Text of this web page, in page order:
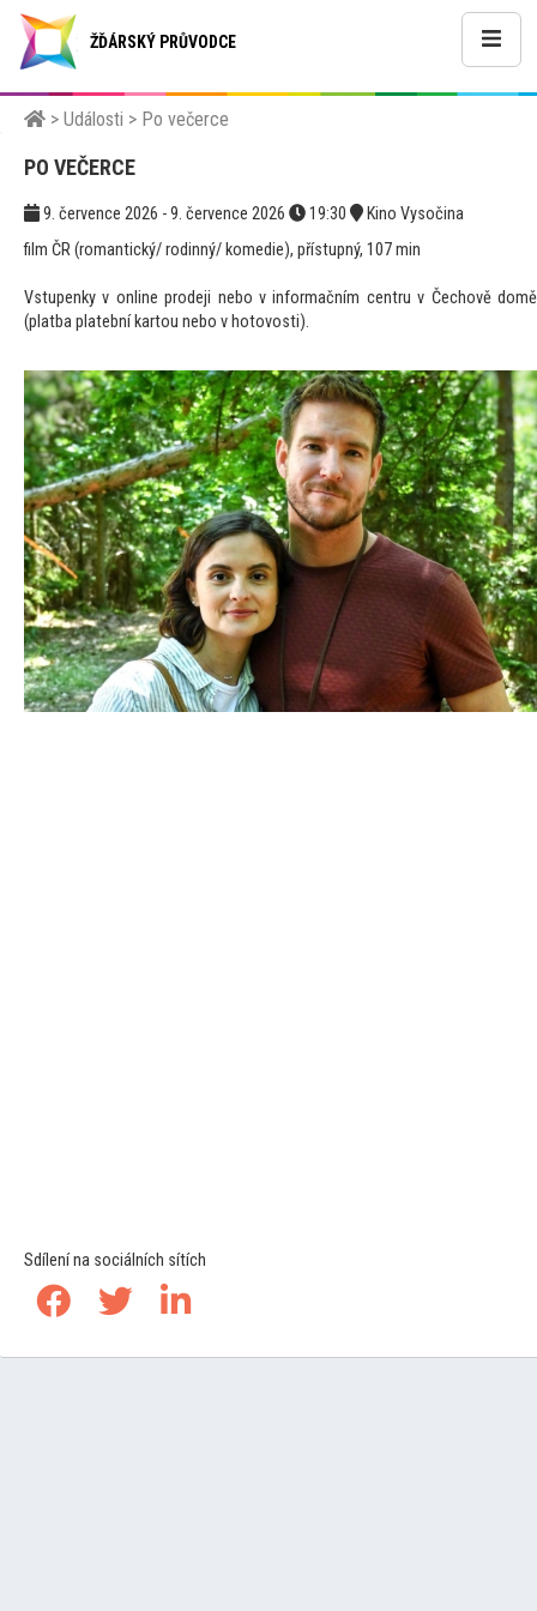
ŽĎÁRSKÝ PRŮVODCE
> Události > Po večerce
PO VEČERCE
9. července 2026 - 9. července 2026 19:30
Kino Vysočina
film ČR (romantický/ rodinný/ komedie), přístupný, 107 min
Vstupenky v online prodeji nebo v informačním centru v Čechově domě
(platba platební kartou nebo v hotovosti).
Sdílení na sociálních sítích